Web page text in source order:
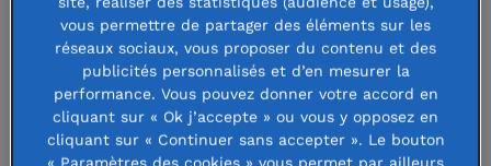
Aide aux sinistrés et aux victimes et rétablissement
des conditions de vie
Réhabilitation de l'habitat
Soutien à la relance économique
vous permettre de partager des éléments sur les
réseaux sociaux, vous proposer du contenu et des
publicités personnalisés et d’en mesurer la
performance. Vous pouvez donner votre accord en
cliquant sur « Ok j’accepte » ou vous y opposez en
cliquant sur « Continuer sans accepter ». Le bouton